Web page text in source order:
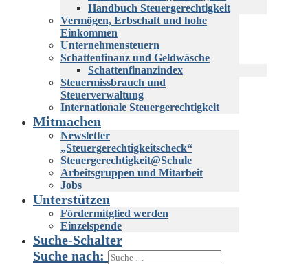
Handbuch Steuergerechtigkeit
Vermögen, Erbschaft und hohe
Einkommen
Unternehmensteuern
Schattenfinanz und Geldwäsche
Schattenfinanzindex
Steuermissbrauch und
Steuerverwaltung
Internationale Steuergerechtigkeit
Mitmachen
Newsletter
„Steuergerechtigkeitscheck“
Steuergerechtigkeit@Schule
Arbeitsgruppen und Mitarbeit
Jobs
Unterstützen
Fördermitglied werden
Einzelspende
Suche-Schalter
Suche nach: